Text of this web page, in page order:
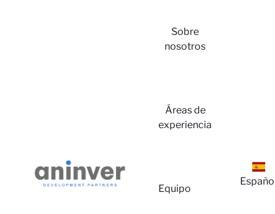
Sobre
nosotros
Áreas de
experiencia
Equipo